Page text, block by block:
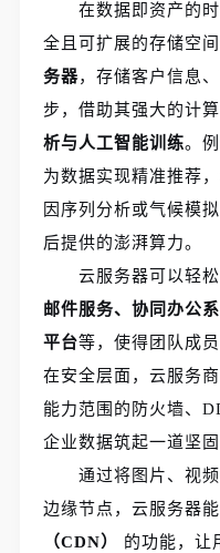
在数据即资产的
全且可扩展的存储空
务器，存储客户信息
步，借助其强大的计
析与人工智能训练。
为数据实现精准推荐
因序列分析或气候模
后提供的澎湃算力。
云服务器可以轻
邮件服务、协同办公
平台等，使得团队成
在安全层面，云服务
能力范围的防火墙、
企业数据筑起一道坚固
通过将图片、视
边缘节点，云服务器
（CDN）
的功能，让